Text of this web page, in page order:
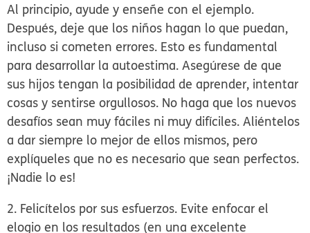
Al principio, ayude y enseñe con el ejemplo.
Después, deje que los niños hagan lo que puedan,
incluso si cometen errores. Esto es fundamental
para desarrollar la autoestima. Asegúrese de que
sus hijos tengan la posibilidad de aprender, intentar
cosas y sentirse orgullosos. No haga que los nuevos
desafíos sean muy fáciles ni muy difíciles. Aliéntelos
a dar siempre lo mejor de ellos mismos, pero
explíqueles que no es necesario que sean perfectos.
¡Nadie lo es!
2. Felicítelos por sus esfuerzos. Evite enfocar el
elogio en los resultados (en una excelente